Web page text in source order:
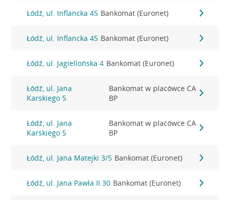
Łódź, ul. Inflancka 45 Bankomat (Euronet)
Łódź, ul. Inflancka 45 Bankomat (Euronet)
Łódź, ul. Jagiellońska 4 Bankomat (Euronet)
Łódź, ul. Jana
Karskiego 5
Bankomat w placówce CA
BP
Łódź, ul. Jana
Karskiego 5
Bankomat w placówce CA
BP
Łódź, ul. Jana Matejki 3/5 Bankomat (Euronet)
Łódź, ul. Jana Pawła II 30 Bankomat (Euronet)